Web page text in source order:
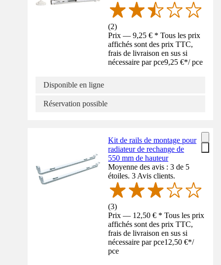
(2)
Prix — 9,25 € * Tous les prix
affichés sont des prix TTC,
frais de livraison en sus si
nécessaire par pce9,25 €*/ pce
Disponible en ligne
Réservation possible
Kit de rails de montage pour
radiateur de rechange de
550 mm de hauteur
Moyenne des avis : 3 de 5
étoiles. 3 Avis clients.
(3)
Prix — 12,50 € * Tous les prix
affichés sont des prix TTC,
frais de livraison en sus si
nécessaire par pce12,50 €*/
pce